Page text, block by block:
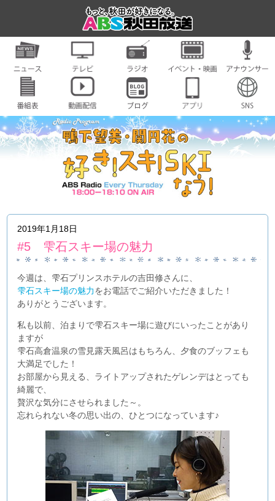
2019年1月18日
#5 雫石スキー場の魅力
今週は、雫石プリンスホテルの吉田修さんに、
雫石スキー場の魅力をお電話でご紹介いただきました！
ありがとうございます。
私も以前、泊まりで雫石スキー場に遊びにいったことがあり
ますが
雫石高倉温泉の雪見露天風呂はもちろん、夕食のブッフェも
大満足でした！
お部屋から見える、ライトアップされたゲレンデはとっても
綺麗で、
贅沢な気分にさせられました～。
忘れられない冬の思い出の、ひとつになっています♪